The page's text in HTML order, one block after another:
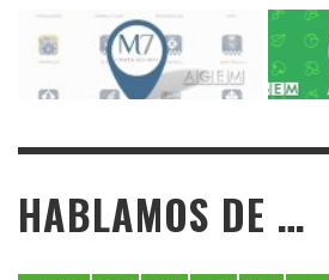
HABLAMOS DE …